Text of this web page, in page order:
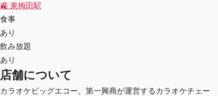
🚉 東梅田駅
食事
あり
飲み放題
あり
店舗について
カラオケビッグエコー。第一興商が運営するカラオケチェー